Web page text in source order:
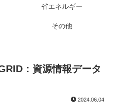
省エネルギー
その他
：資源情報データ
2024.06.04